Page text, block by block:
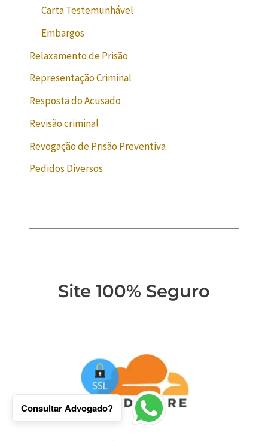
Carta Testemunhável
Embargos
Relaxamento de Prisão
Representação Criminal
Resposta do Acusado
Revisão criminal
Revogação de Prisão Preventiva
Pedidos Diversos
Site 100% Seguro
Consultar Advogado?